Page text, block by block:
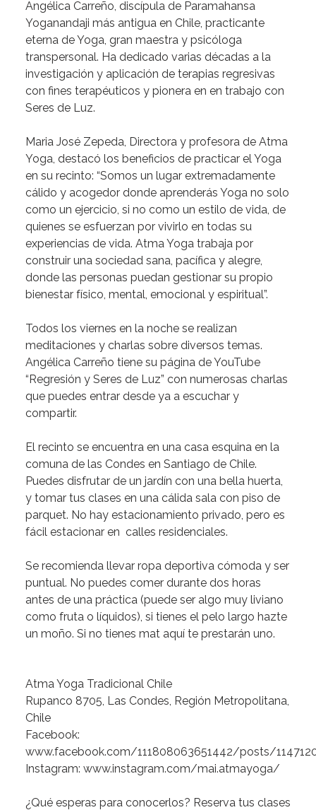
Angélica Carreño, discípula de Paramahansa
Yoganandaji más antigua en Chile, practicante
eterna deYoga, gran maestra y psicóloga
transpersonal. Ha dedicado varias décadas a la
investigación y aplicación de terapias regresivas
con fines terapéuticos y pionera en en trabajo con
Seres de Luz.
Maria José Zepeda, Directora y profesora de Atma
Yoga, destacó los beneficios de practicar elYoga
en su recinto: “Somos un lugar extremadamente
cálido y acogedor donde aprenderás Yoga no solo
como un ejercicio, si no como un estilo de vida, de
quienes se esfuerzan por vivirlo en todas su
experiencias de vida. AtmaYoga trabaja por
construir una sociedad sana, pacífica y alegre,
donde las personas puedan gestionar su propio
bienestar físico, mental, emocional y espiritual”.
Todos los viernes en la noche se realizan
meditaciones y charlas sobre diversos temas.
Angélica Carreño tiene su página deYouTube
“Regresión y Seres de Luz” con numerosas charlas
que puedes entrar desde ya a escuchar y
compartir.
El recinto se encuentra en una casa esquina en la
comuna de las Condes en Santiago de Chile.
Puedes disfrutar de un jardín con una bella huerta,
y tomar tus clases en una cálida sala con piso de
parquet. No hay estacionamiento privado, pero es
fácil estacionar en calles residenciales.
Se recomienda llevar ropa deportiva cómoda y ser
puntual. No puedes comer durante dos horas
antes de una práctica (puede ser algo muy liviano
como fruta o líquidos), si tienes el pelo largo hazte
un moño. Si no tienes mat aquí te prestarán uno.
AtmaYoga Tradicional Chile
Rupanco 8705, Las Condes, Región Metropolitana,
Chile
Facebook:
www.facebook.com/111808063651442/posts/
Instagram: www.instagram.com/mai.atmayoga/
¿Qué esperas para conocerlos? Reserva tus clases